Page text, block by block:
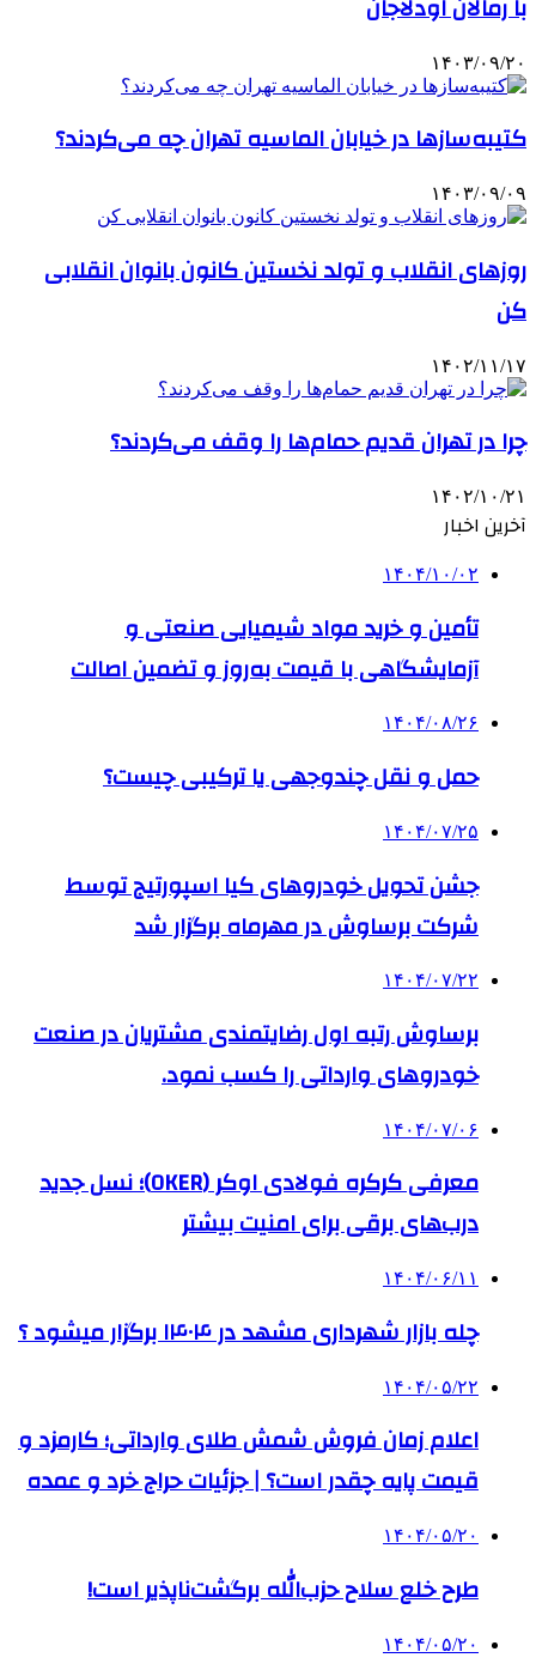
با رمالان اودلاجان
۱۴۰۳/۰۹/۲۰
کتیبه‌سازها در خیابان الماسیه تهران چه می‌کردند؟
۱۴۰۳/۰۹/۰۹
روزهای انقلاب و تولد نخستین کانون بانوان انقلابی
کن
۱۴۰۲/۱۱/۱۷
چرا در تهران قدیم حمام‌ها را وقف می‌کردند؟
۱۴۰۲/۱۰/۲۱
آخرین اخبار
۱۴۰۴/۱۰/۰۲
تأمین و خرید مواد شیمیایی صنعتی و
آزمایشگاهی با قیمت به‌روز و تضمین اصالت
۱۴۰۴/۰۸/۲۶
حمل و نقل چندوجهی یا ترکیبی چیست؟
۱۴۰۴/۰۷/۲۵
جشن تحویل خودروهای کیا اسپورتیج توسط
شرکت برساوش در مهرماه برگزار شد
۱۴۰۴/۰۷/۲۲
برساوش رتبه اول رضایتمندی مشتریان در صنعت
خودروهای وارداتی را کسب نمود.
۱۴۰۴/۰۷/۰۶
معرفی کرکره فولادی اوکر (OKER)؛ نسل جدید
درب‌های برقی برای امنیت بیشتر
۱۴۰۴/۰۶/۱۱
چله بازار شهرداری مشهد در ۱۴۰۴ برگزار میشود ؟
۱۴۰۴/۰۵/۲۲
اعلام زمان فروش شمش طلای وارداتی؛ کارمزد و
قیمت پایه چقدر است؟ | جزئیات حراج خرد و عمده
۱۴۰۴/۰۵/۲۰
طرح خلع سلاح حزب‌الله برگشت‌ناپذیر است!
۱۴۰۴/۰۵/۲۰